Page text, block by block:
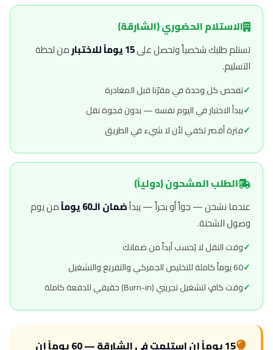
الاستلام الحضوري (الشارقة)
تستلم طلبك شخصياً وتحصل على15 يوماً للاختبار
من لحظة
التسليم.
تفحص كل وحدة في مقرّنا قبل المغادرة
يبدأ الاختبار في اليوم نفسه — بدون فجوة نقل
فترة أقصر تكفي لأن لا شيء في الطريق
الطلب المشحون (دولياً)
عندما نشحن — جواً أو بحراً — يبدأضمان الـ60 يوماً
من يوم
وصول الشحنة.
وقت النقل لا يُحسب أبداً من ضمانك
60 يوماً كاملة للتخليص الجمركي والتفريغ والتشغيل
وقت كافٍ لتشغيل تجريبي (Burn-in) حقيقي للدفعة كاملة
15 يوماً إن استلمت في الشارقة — 60 يوماً إن